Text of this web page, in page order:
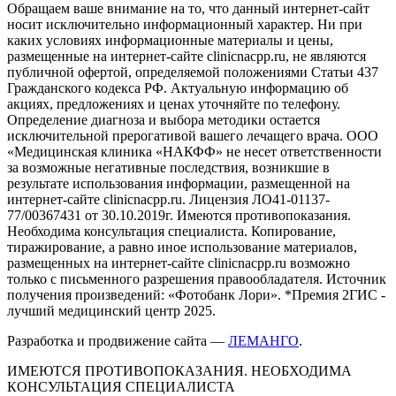
Обращаем ваше внимание на то, что данный интернет-сайт
носит исключительно информационный характер. Ни при
каких условиях информационные материалы и цены,
размещенные на интернет-сайте clinicnacpp.ru, не являются
публичной офертой, определяемой положениями Статьи 437
Гражданского кодекса РФ. Актуальную информацию об
акциях, предложениях и ценах уточняйте по телефону.
Определение диагноза и выбора методики остается
исключительной прерогативой вашего лечащего врача. ООО
«Медицинская клиника «НАКФФ» не несет ответственности
за возможные негативные последствия, возникшие в
результате использования информации, размещенной на
интернет-сайте clinicnacpp.ru. Лицензия ЛО41-01137-
77/00367431 от 30.10.2019г. Имеются противопоказания.
Необходима консультация специалиста. Копирование,
тиражирование, а равно иное использование материалов,
размещенных на интернет-сайте clinicnacpp.ru возможно
только с письменного разрешения правообладателя. Источник
получения произведений: «Фотобанк Лори». *Премия 2ГИС -
лучший медицинский центр 2025.
Разработка и продвижение сайта — ЛЕМАНГО.
ИМЕЮТСЯ ПРОТИВОПОКАЗАНИЯ. НЕОБХОДИМА
КОНСУЛЬТАЦИЯ СПЕЦИАЛИСТА